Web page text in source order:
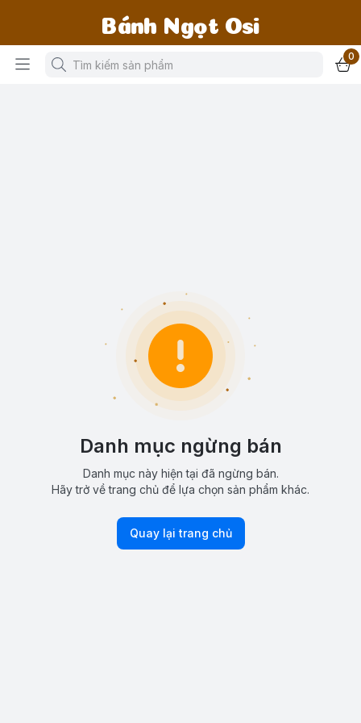
Bánh Ngọt Osi
0
Danh mục ngừng bán
Danh mục này hiện tại đã ngừng bán.
Hãy trở về trang chủ để lựa chọn sản phẩm khác.
Quay lại trang chủ